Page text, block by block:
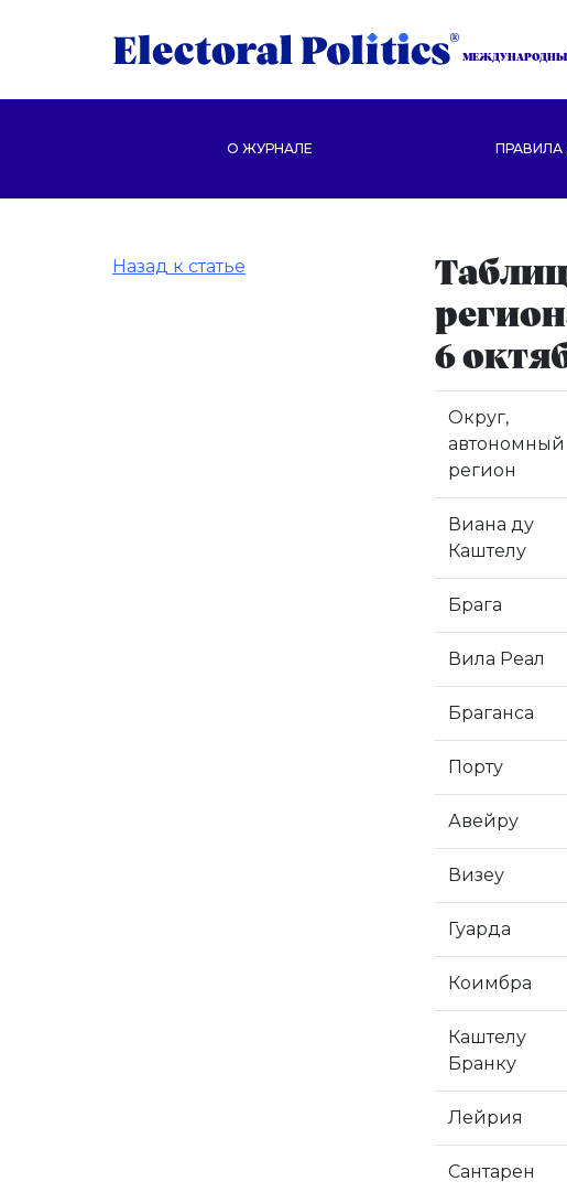
О ЖУРНАЛЕ ПРАВИЛА
Назад к статье
6
Округ,
автономный
регион
Виана ду
Каштелу
Брага
Вила Реал
Браганса
Порту
Авейру
Визеу
Гуарда
Коимбра
Каштелу
Бранку
Лейрия
Сантарен